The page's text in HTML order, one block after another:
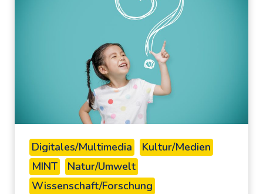
Digitales/Multimedia
Kultur/Medien
MINT
Natur/Umwelt
Wissenschaft/Forschung